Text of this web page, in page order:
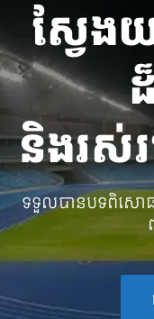
ស្វែង
និងរស់
ទទួលបានបទពិសោ